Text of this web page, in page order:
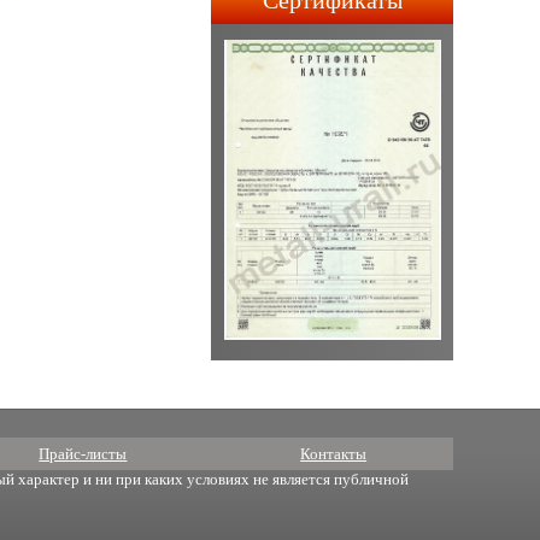
строительства АПЛ 4-го и
5-го поколений.
Прайс-листы Контакты
характер и ни при каких условиях не является публичной